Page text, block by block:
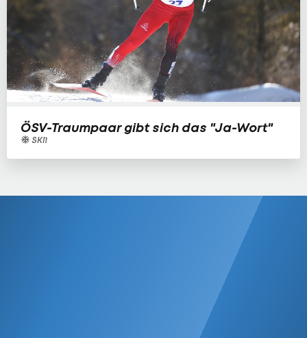
ÖSV-Traumpaar gibt sich das "Ja-Wort"
SKI1